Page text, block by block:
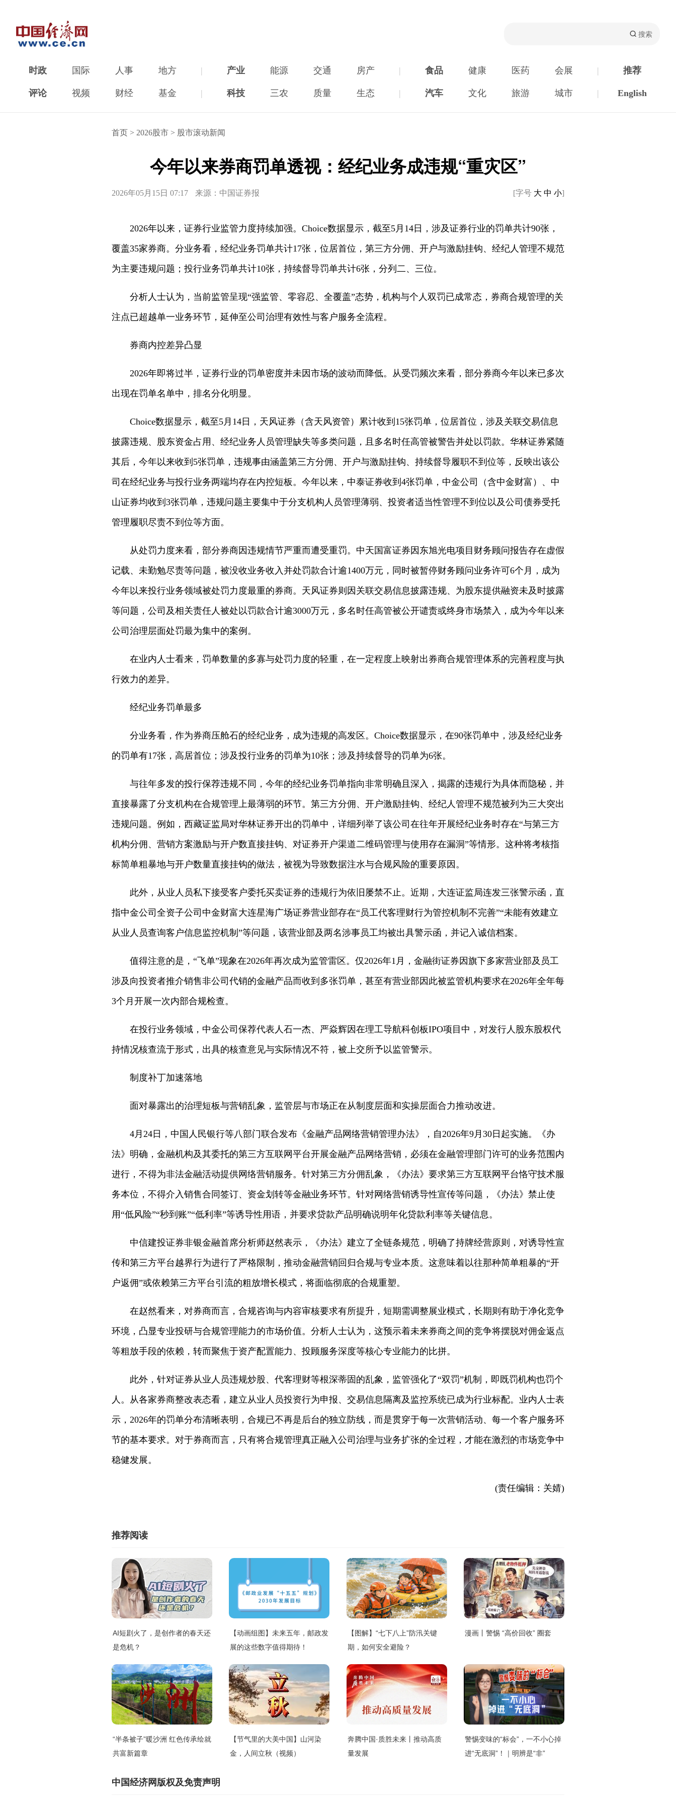
时政 国际 人事 地方 | 产业 能源 交通 房产 | 食品 健康 医药 会展 | 推荐
评论 视频 财经 基金 | 科技 三农 质量 生态 | 汽车 文化 旅游 城市 | English
首页 > 2026股市 > 股市滚动新闻
今年以来券商罚单透视：经纪业务成违规“重灾区”
2026年05月15日 07:17 来源：中国证券报 [字号 大 中 小]
2026年以来，证券行业监管力度持续加强。Choice数据显示，截至5月14日，涉及证券行业的罚单共计90张，
覆盖35家券商。分业务看，经纪业务罚单共计17张，位居首位，第三方分佣、开户与激励挂钩、经纪人管理不规范
为主要违规问题；投行业务罚单共计10张，持续督导罚单共计6张，分列二、三位。
分析人士认为，当前监管呈现“强监管、零容忍、全覆盖”态势，机构与个人双罚已成常态，券商合规管理的关
注点已超越单一业务环节，延伸至公司治理有效性与客户服务全流程。
券商内控差异凸显
2026年即将过半，证券行业的罚单密度并未因市场的波动而降低。从受罚频次来看，部分券商今年以来已多次
出现在罚单名单中，排名分化明显。
Choice数据显示，截至5月14日，天风证券（含天风资管）累计收到15张罚单，位居首位，涉及关联交易信息
披露违规、股东资金占用、经纪业务人员管理缺失等多类问题，且多名时任高管被警告并处以罚款。华林证券紧随
其后，今年以来收到5张罚单，违规事由涵盖第三方分佣、开户与激励挂钩、持续督导履职不到位等，反映出该公
司在经纪业务与投行业务两端均存在内控短板。今年以来，中泰证券收到4张罚单，中金公司（含中金财富）、中
山证券均收到3张罚单，违规问题主要集中于分支机构人员管理薄弱、投资者适当性管理不到位以及公司债券受托
管理履职尽责不到位等方面。
从处罚力度来看，部分券商因违规情节严重而遭受重罚。中天国富证券因东旭光电项目财务顾问报告存在虚假
记载、未勤勉尽责等问题，被没收业务收入并处罚款合计逾1400万元，同时被暂停财务顾问业务许可6个月，成为
今年以来投行业务领域被处罚力度最重的券商。天风证券则因关联交易信息披露违规、为股东提供融资未及时披露
等问题，公司及相关责任人被处以罚款合计逾3000万元，多名时任高管被公开谴责或终身市场禁入，成为今年以来
公司治理层面处罚最为集中的案例。
在业内人士看来，罚单数量的多寡与处罚力度的轻重，在一定程度上映射出券商合规管理体系的完善程度与执
行效力的差异。
经纪业务罚单最多
分业务看，作为券商压舱石的经纪业务，成为违规的高发区。Choice数据显示，在90张罚单中，涉及经纪业务
的罚单有17张，高居首位；涉及投行业务的罚单为10张；涉及持续督导的罚单为6张。
与往年多发的投行保荐违规不同，今年的经纪业务罚单指向非常明确且深入，揭露的违规行为具体而隐秘，并
直接暴露了分支机构在合规管理上最薄弱的环节。第三方分佣、开户激励挂钩、经纪人管理不规范被列为三大突出
违规问题。例如，西藏证监局对华林证券开出的罚单中，详细列举了该公司在往年开展经纪业务时存在“与第三方
机构分佣、营销方案激励与开户数直接挂钩、对证券开户渠道二维码管理与使用存在漏洞”等情形。这种将考核指
标简单粗暴地与开户数量直接挂钩的做法，被视为导致数据注水与合规风险的重要原因。
此外，从业人员私下接受客户委托买卖证券的违规行为依旧屡禁不止。近期，大连证监局连发三张警示函，直
指中金公司全资子公司中金财富大连星海广场证券营业部存在“员工代客理财行为管控机制不完善”“未能有效建立
从业人员查询客户信息监控机制”等问题，该营业部及两名涉事员工均被出具警示函，并记入诚信档案。
值得注意的是，“飞单”现象在2026年再次成为监管雷区。仅2026年1月，金融街证券因旗下多家营业部及员工
涉及向投资者推介销售非公司代销的金融产品而收到多张罚单，甚至有营业部因此被监管机构要求在2026年全年每
3个月开展一次内部合规检查。
在投行业务领域，中金公司保荐代表人石一杰、严焱辉因在理工导航科创板IPO项目中，对发行人股东股权代
持情况核查流于形式，出具的核查意见与实际情况不符，被上交所予以监管警示。
制度补丁加速落地
面对暴露出的治理短板与营销乱象，监管层与市场正在从制度层面和实操层面合力推动改进。
4月24日，中国人民银行等八部门联合发布《金融产品网络营销管理办法》，自2026年9月30日起实施。《办
法》明确，金融机构及其委托的第三方互联网平台开展金融产品网络营销，必须在金融管理部门许可的业务范围内
进行，不得为非法金融活动提供网络营销服务。针对第三方分佣乱象，《办法》要求第三方互联网平台恪守技术服
务本位，不得介入销售合同签订、资金划转等金融业务环节。针对网络营销诱导性宣传等问题，《办法》禁止使
用“低风险”“秒到账”“低利率”等诱导性用语，并要求贷款产品明确说明年化贷款利率等关键信息。
中信建投证券非银金融首席分析师赵然表示，《办法》建立了全链条规范，明确了持牌经营原则，对诱导性宣
传和第三方平台越界行为进行了严格限制，推动金融营销回归合规与专业本质。这意味着以往那种简单粗暴的“开
户返佣”或依赖第三方平台引流的粗放增长模式，将面临彻底的合规重塑。
在赵然看来，对券商而言，合规咨询与内容审核要求有所提升，短期需调整展业模式，长期则有助于净化竞争
环境，凸显专业投研与合规管理能力的市场价值。分析人士认为，这预示着未来券商之间的竞争将摆脱对佣金返点
等粗放手段的依赖，转而聚焦于资产配置能力、投顾服务深度等核心专业能力的比拼。
此外，针对证券从业人员违规炒股、代客理财等根深蒂固的乱象，监管强化了“双罚”机制，即既罚机构也罚个
人。从各家券商整改表态看，建立从业人员投资行为申报、交易信息隔离及监控系统已成为行业标配。业内人士表
示，2026年的罚单分布清晰表明，合规已不再是后台的独立防线，而是贯穿于每一次营销活动、每一个客户服务环
节的基本要求。对于券商而言，只有将合规管理真正融入公司治理与业务扩张的全过程，才能在激烈的市场竞争中
稳健发展。
(责任编辑：关婧)
推荐阅读
AI短剧火了，是创作者的春天还
是危机？
【动画组图】未来五年，邮政发
展的这些数字值得期待！
【图解】“七下八上”防汛关键
期，如何安全避险？
漫画丨警惕 “高价回收” 圈套
“半条被子”暖沙洲 红色传承绘就
共富新篇章
【节气里的大美中国】山河染
金，人间立秋（视频）
奔腾中国·质胜未来丨推动高质
量发展
警惕变味的“标会”，一不小心掉
进“无底洞”！｜明辨是“非”
中国经济网版权及免责声明